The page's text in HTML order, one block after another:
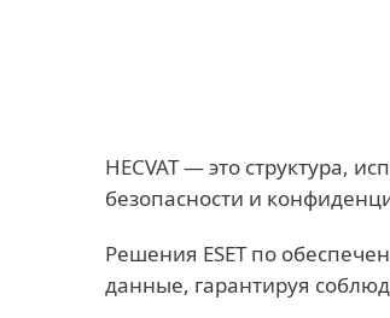
HECVAT — это структура,
безопасности и
Решения ESET по
данные, гарантируя